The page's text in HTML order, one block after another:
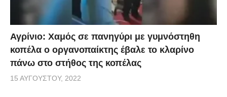
Αγρίνιο: Χαμός σε πανηγύρι με γυμνόστηθη
κοπέλα ο οργανοπαίκτης έβαλε το κλαρίνο
πάνω στο στήθος της κοπέλας
15 ΑΥΓΟΎΣΤΟΥ, 2022